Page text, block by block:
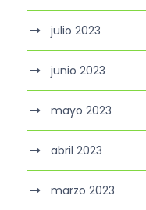
julio 2023
junio 2023
mayo 2023
abril 2023
marzo 2023